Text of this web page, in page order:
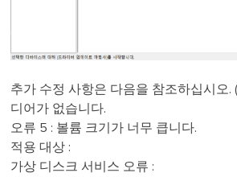
추가 수정 사항은 다음을 참조하십시오.
디어가 없습니다.
오류 5 : 볼륨 크기가 너무 큽니다.
적용 대상 :
가상 디스크 서비스 오류 :